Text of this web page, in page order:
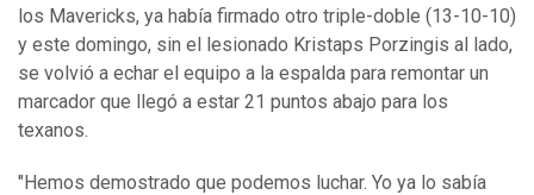
los Mavericks, ya había firmado otro triple-doble (13-10-10)
y este domingo, sin el lesionado Kristaps Porzingis al lado,
se volvió a echar el equipo a la espalda para remontar un
marcador que llegó a estar 21 puntos abajo para los
texanos.
"Hemos demostrado que podemos luchar. Yo ya lo sabía